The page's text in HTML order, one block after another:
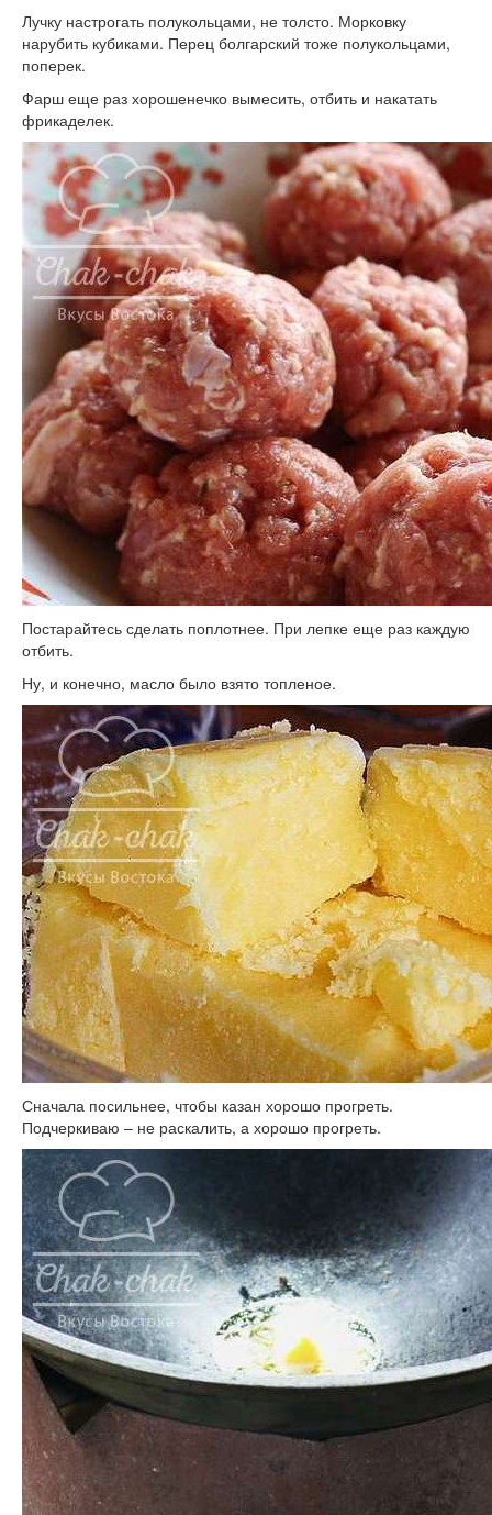
Лучку настрогать полукольцами, не толсто. Морковку
нарубить кубиками. Перец болгарский тоже полукольцами,
поперек.
Фарш еще раз хорошенечко вымесить, отбить и накатать
фрикаделек.
Постарайтесь сделать поплотнее. При лепке еще раз каждую
отбить.
Ну, и конечно, масло было взято топленое.
Сначала посильнее, чтобы казан хорошо прогреть.
Подчеркиваю – не раскалить, а хорошо прогреть.